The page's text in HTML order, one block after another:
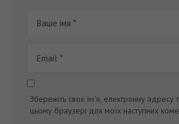
Збережіть своє ім'я, електронну адресу
цьому браузері для моїх наступних